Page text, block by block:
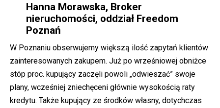
Hanna Morawska, Broker
nieruchomości, oddział Freedom
Poznań
W Poznaniu obserwujemy większą ilość zapytań klientów
zainteresowanych zakupem. Już po wrześniowej obniżce
stóp proc. kupujący zaczęli powoli „odwieszać” swoje
plany, wcześniej zniechęceni głównie wysokością raty
kredytu. Także kupujący ze środków własny, dotychczas